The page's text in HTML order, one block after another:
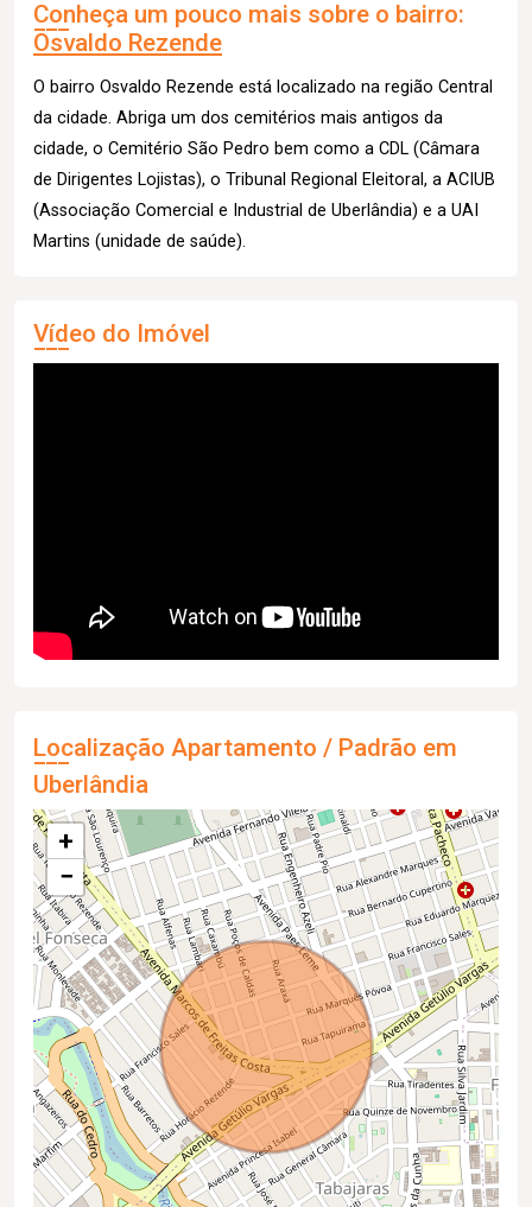
Conheça um pouco mais sobre o bairro:
Osvaldo Rezende
O bairro Osvaldo Rezende está localizado na região Central
da cidade. Abriga um dos cemitérios mais antigos da
cidade, o Cemitério São Pedro bem como a CDL (Câmara
de Dirigentes Lojistas), o Tribunal Regional Eleitoral, a ACIUB
(Associação Comercial e Industrial de Uberlândia) e a UAI
Martins (unidade de saúde).
Vídeo do Imóvel
Localização Apartamento / Padrão em
Uberlândia
+
−